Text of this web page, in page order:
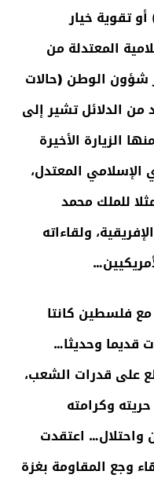
تقوية خيار
المعتدلة من
شؤون الوطن (حالات
الدلائل تشير إلى
الزيارة الأخيرة
المعتدل،
للملك محمد
ولقاءاته
مع فلسطين كانتا
قديما وحديثا…
على قدرات الشعب،
وكرامته
اعتقدت
وجع المقاومة بغزة